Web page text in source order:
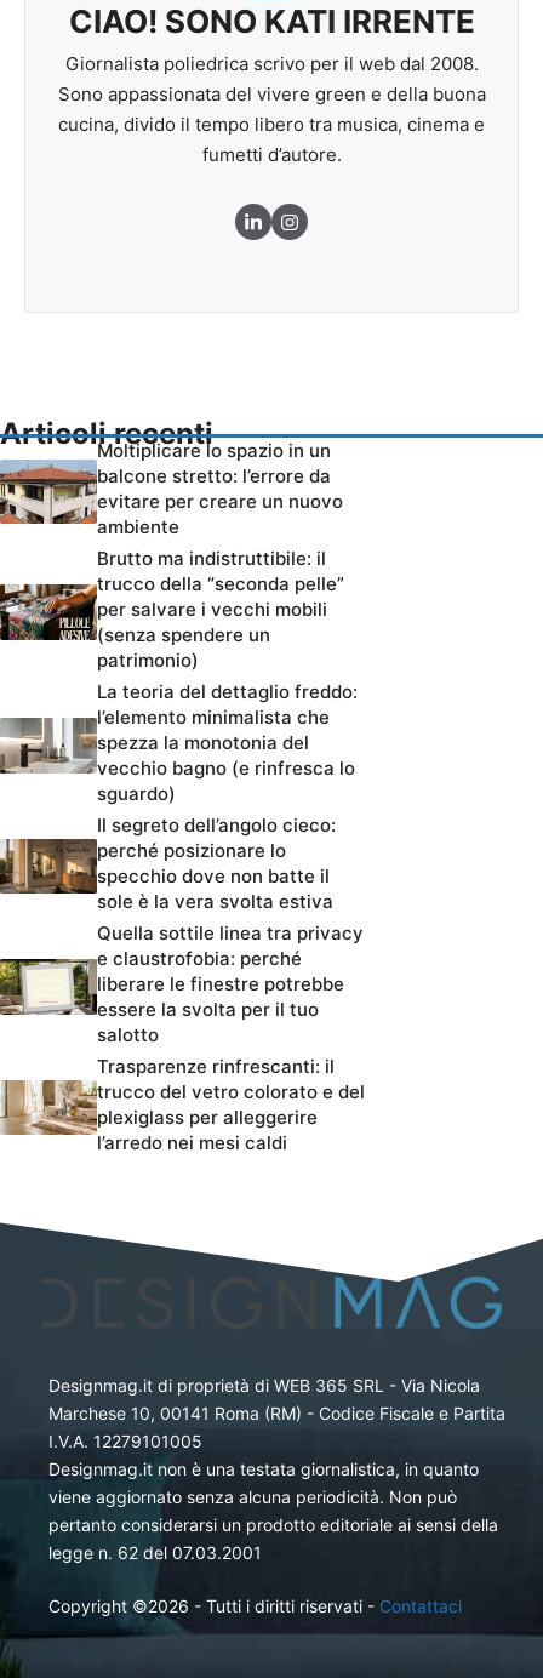
CIAO! SONO KATI IRRENTE
Giornalista poliedrica scrivo per il web dal 2008.
Sono appassionata del vivere green e della buona
cucina, divido il tempo libero tra musica, cinema e
fumetti d’autore.
Articoli recenti
Moltiplicare lo spazio in un
balcone stretto: l’errore da
evitare per creare un nuovo
ambiente
Brutto ma indistruttibile: il
trucco della “seconda pelle”
per salvare i vecchi mobili
(senza spendere un
patrimonio)
La teoria del dettaglio freddo:
l’elemento minimalista che
spezza la monotonia del
vecchio bagno (e rinfresca lo
sguardo)
Il segreto dell’angolo cieco:
perché posizionare lo
specchio dove non batte il
sole è la vera svolta estiva
Quella sottile linea tra privacy
e claustrofobia: perché
liberare le finestre potrebbe
essere la svolta per il tuo
salotto
Trasparenze rinfrescanti: il
trucco del vetro colorato e del
plexiglass per alleggerire
l’arredo nei mesi caldi
Designmag.it di proprietà di WEB 365 SRL - Via Nicola
Marchese 10, 00141 Roma (RM) - Codice Fiscale e Partita
I.V.A. 12279101005
Designmag.it non è una testata giornalistica, in quanto
viene aggiornato senza alcuna periodicità. Non può
pertanto considerarsi un prodotto editoriale ai sensi della
legge n. 62 del 07.03.2001
Copyright ©2026 - Tutti i diritti riservati - Contattaci